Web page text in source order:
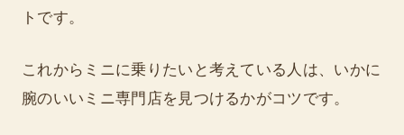
トです。
これからミニに乗りたいと考えている人は、いかに
腕のいいミニ専門店を見つけるかがコツです。